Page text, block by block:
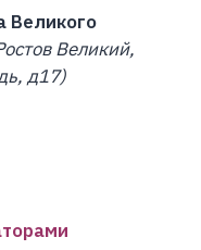
Великого
Великий,
д17)